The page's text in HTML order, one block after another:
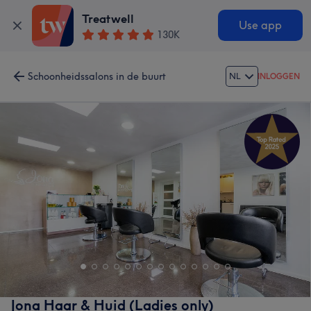
Treatwell
130K
Use app
Schoonheidssalons in de buurt NL INLOGGEN
Jona Haar & Huid (Ladies only)